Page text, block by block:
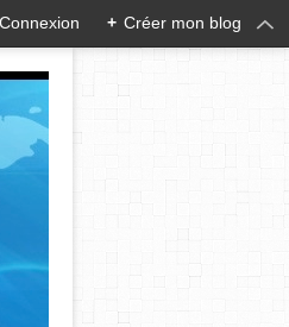
Connexion + Créer mon blog